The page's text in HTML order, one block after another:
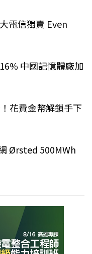
電信獨賣 Even
中國記憶體廠加
花費金幣解鎖手下
Ørsted 500MWh